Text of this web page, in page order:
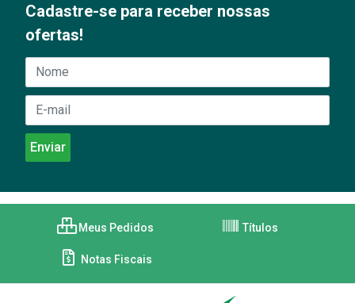
Cadastre-se para receber nossas
ofertas!
Meus Pedidos Títulos
Notas Fiscais